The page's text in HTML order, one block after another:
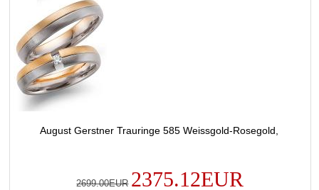
August Gerstner Trauringe 585 Weissgold-Rosegold,
2699.00EUR 2375.12EUR